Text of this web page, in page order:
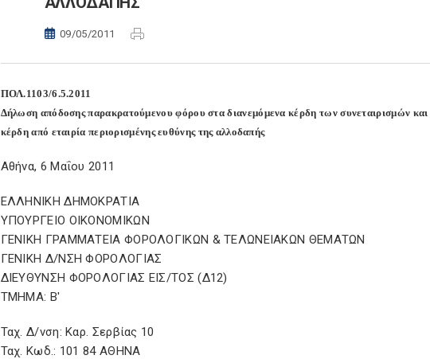
09/05/2011
ΠΟΛ.1103/6.5.2011
Δήλωση απόδοσης παρακρατούμενου φόρου στα διανεμόμενα κέρδη των συνεταιρισμών και
κέρδη από εταιρία περιορισμένης ευθύνης της αλλοδαπής
Αθήνα, 6 Μαΐου 2011
ΕΛΛΗΝΙΚΗ ΔΗΜΟΚΡΑΤΙΑ
ΥΠΟΥΡΓΕΙΟ ΟΙΚΟΝΟΜΙΚΩΝ
ΓΕΝΙΚΗ ΓΡΑΜΜΑΤΕΙΑ ΦΟΡΟΛΟΓΙΚΩΝ & ΤΕΛΩΝΕΙΑΚΩΝ ΘEMΑΤΩΝ
ΓΕΝΙΚΗ Δ/ΝΣΗ ΦΟΡΟΛΟΓΙΑΣ
ΔΙΕΥΘΥΝΣΗ ΦΟΡΟΛΟΓΙΑΣ ΕΙΣ/ΤΟΣ (Δ12)
ΤΜΗΜΑ: Β'
Ταχ. Δ/νση: Καρ. Σερβίας 10
Ταχ. Κωδ.: 101 84 ΑΘΗΝΑ